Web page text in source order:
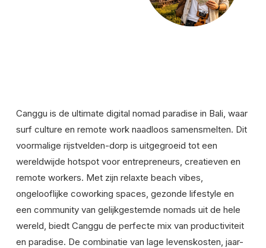
Canggu is de ultimate digital nomad paradise in Bali, waar
surf culture en remote work naadloos samensmelten. Dit
voormalige rijstvelden-dorp is uitgegroeid tot een
wereldwijde hotspot voor entrepreneurs, creatieven en
remote workers. Met zijn relaxte beach vibes,
ongelooflijke coworking spaces, gezonde lifestyle en
een community van gelijkgestemde nomads uit de hele
wereld, biedt Canggu de perfecte mix van productiviteit
en paradise. De combinatie van lage levenskosten, jaar-